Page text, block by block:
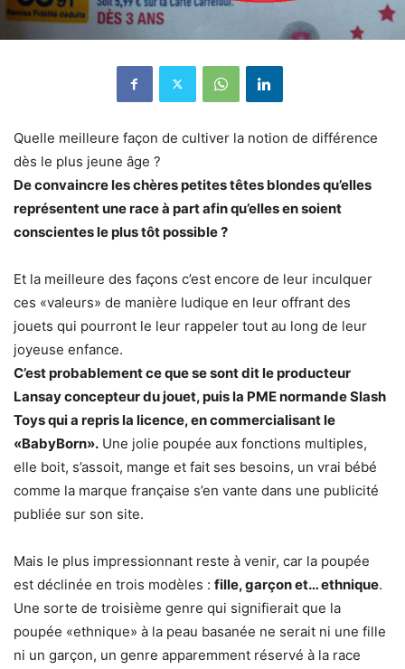
Quelle meilleure façon de cultiver la notion de différence
dès le plus jeune âge ?
De convaincre les chères petites têtes blondes qu’elles
représentent une race à part afin qu’elles en soient
conscientes le plus tôt possible ?
Et la meilleure des façons c’est encore de leur inculquer
ces «valeurs» de manière ludique en leur offrant des
jouets qui pourront le leur rappeler tout au long de leur
joyeuse enfance.
C’est probablement ce que se sont dit le producteur
Lansay concepteur du jouet, puis la PME normande Slash
Toys qui a repris la licence, en commercialisant le
«BabyBorn». Une jolie poupée aux fonctions multiples,
elle boit, s’assoit, mange et fait ses besoins, un vrai bébé
comme la marque française s’en vante dans une publicité
publiée sur son site.
Mais le plus impressionnant reste à venir, car la poupée
est déclinée en trois modèles : fille, garçon et… ethnique.
Une sorte de troisième genre qui signifierait que la
poupée «ethnique» à la peau basanée ne serait ni une fille
ni un garçon, un genre apparemment réservé à la race